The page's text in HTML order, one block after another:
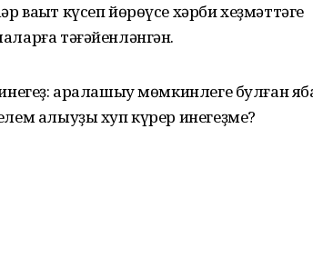
күсеп йөрөүсе хәрби хеҙмәттәге
тәғәйенләнгән.
аралашыу мөмкинлеге булған
алыуҙы хуп күрер инегеҙме?